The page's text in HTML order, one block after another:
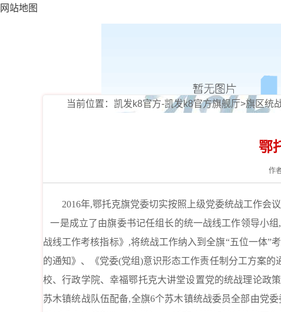
当前位置： 凯发k8官方-凯发k8官方旗舰厅>旗区统
鄂
作
2016年,鄂托克旗党委切实按照上级党委统战工作会议
一是成立了由旗委书记任组长的统一战线工作领导小
战线工作考核指标》,将统战工作纳入到全旗“五位一体”
的通知》、《党委(党组)意识形态工作责任制分工方案
校、行政学院、幸福鄂托克大讲堂设置党的统战理论政
苏木镇统战队伍配备,全旗6个苏木镇统战委员全部由党
网站地图